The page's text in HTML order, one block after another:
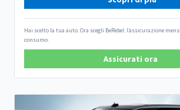
Hai scelto la tua auto. Ora scegli BeRebel: l’assicurazione
consumo.
Assicurati ora